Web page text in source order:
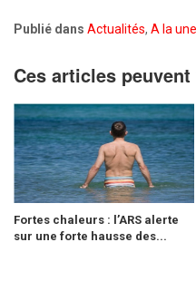
Publié dans Actualités, A la une
Ces articles
Fortes chaleurs : l’ARS alerte
sur une forte hausse des...